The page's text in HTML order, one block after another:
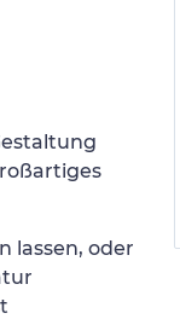
lassen, oder